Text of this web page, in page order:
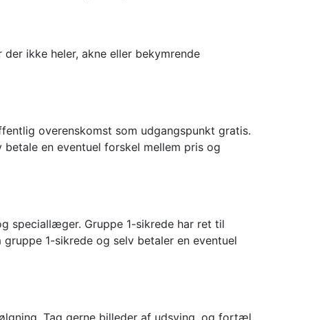
ikke heler, akne eller bekymrende
overenskomst som udgangspunkt gratis.
en eventuel forskel mellem pris og
speciallæger. Gruppe 1-sikrede har ret til
1-sikrede og selv betaler en eventuel
Tag gerne billeder af udsving, og fortæl